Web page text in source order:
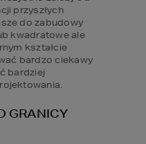
przyszłych
do zabudowy
kwadratowe ale
kształcie
bardzo ciekawy
bardziej
GRANICY